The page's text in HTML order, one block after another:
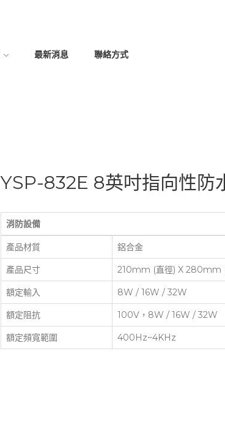
最新消息 聯絡方式
YSP-832E 8英吋指向性防
消防設備
產品材質 鋁合金
產品尺寸 210mm (直徑) X 280mm
額定輸入 8W / 16W / 32W
額定阻抗 100V，8W / 16W / 32W
額定頻寬範圍 400Hz~4KHz